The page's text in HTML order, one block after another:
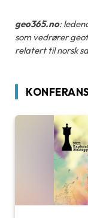
geo365.no:
som vedrører
relatert til norsk